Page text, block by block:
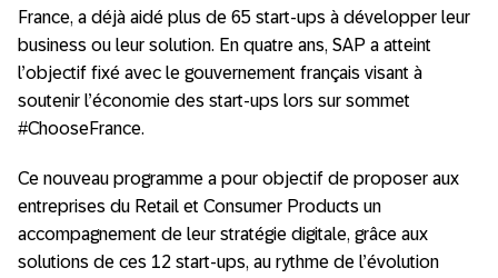
France, a déjà aidé plus de 65 start-ups à développer leur
business ou leur solution. En quatre ans, SAP a atteint
l’objectif fixé avec le gouvernement français visant à
soutenir l’économie des start-ups lors sur sommet
#ChooseFrance.
Ce nouveau programme a pour objectif de proposer aux
entreprises du Retail et Consumer Products un
accompagnement de leur stratégie digitale, grâce aux
solutions de ces 12 start-ups, au rythme de l’évolution